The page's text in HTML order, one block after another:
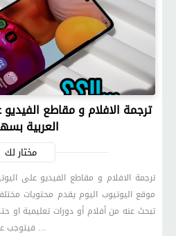
ترجمة الافلام و مقاطع
العربية
مختار لك
ترجمة الافلام و مقاطع الفيديو على
موقع اليوتيوب اليوم يقدم محتويات
تبحث عنه من أفلام أو دورات تعليمية او
فيتوجب عليك فهم ما تقوم بمشاهدته او …